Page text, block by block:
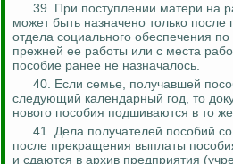
39. При поступлении матери на
может быть назначено только после
отдела социального обеспечения
прежней ее работы или с места
пособие ранее не назначалось.
40. Если семье, получавшей
следующий календарный год, то
нового пособия подшиваются в то
41. Дела получателей пособий
после прекращения выплаты
и сдаются в архив предприятия